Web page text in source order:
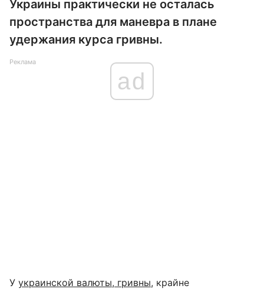
Украины практически не осталась
пространства для маневра в плане
удержания курса гривны.
Реклама
ad
У украинской валюты, гривны, крайне